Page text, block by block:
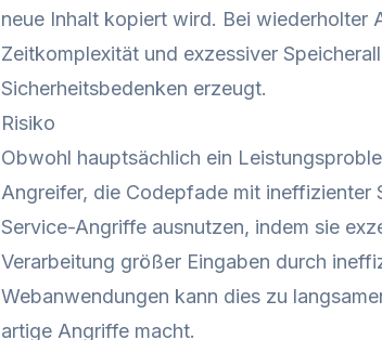
neue Inhalt kopiert wird. Bei wiederholter
Zeitkomplexität und exzessiver
Sicherheitsbedenken erzeugt.
Risiko
Obwohl hauptsächlich ein
Angreifer, die Codepfade mit
Service-Angriffe ausnutzen, indem sie
Verarbeitung größer Eingaben durch
Webanwendungen kann dies zu
artige Angriffe macht.